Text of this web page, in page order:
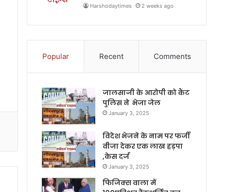
Harshodaytimes 2 weeks ago
Popular Recent Comments
जालसाजी के आरोपी को कैंट
पुलिस ने भेजा जेल
January 3, 2025
विदेश भेजने के नाम पर फर्जी
वीजा देकर एक लाख हड़पा
,केस दर्ज
January 3, 2025
फिजिक्स वाला में